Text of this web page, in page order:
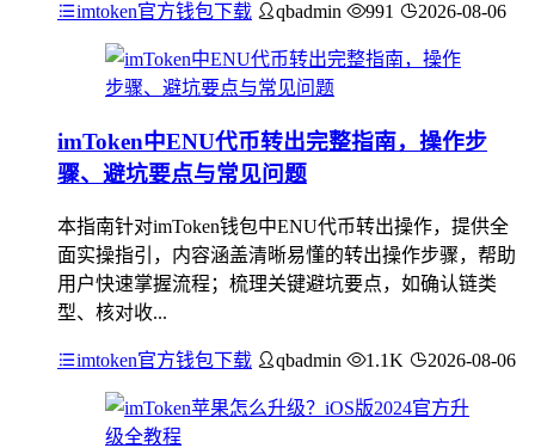
imtoken官方钱包下载 qbadmin 991 2026-08-06
imToken中ENU代币转出完整指南，操作步
骤、避坑要点与常见问题
本指南针对imToken钱包中ENU代币转出操作，提供全
面实操指引，内容涵盖清晰易懂的转出操作步骤，帮助
用户快速掌握流程；梳理关键避坑要点，如确认链类
型、核对收...
imtoken官方钱包下载 qbadmin 1.1K 2026-08-06